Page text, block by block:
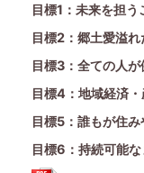
目標1：未来を担
目標2：郷土愛溢
目標3：全ての人
目標4：地域経済
目標5：誰もが住
目標6：持続可能